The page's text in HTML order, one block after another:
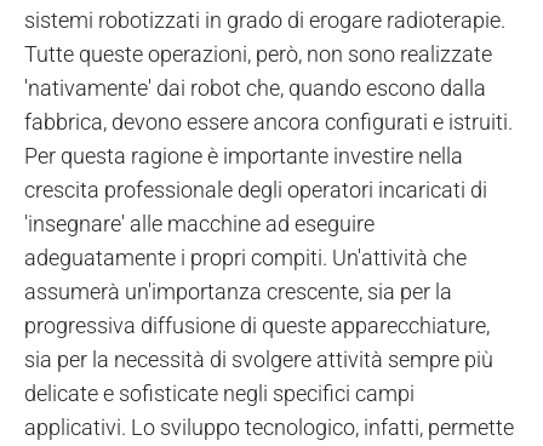
sistemi robotizzati in grado di erogare radioterapie.
Tutte queste operazioni, però, non sono realizzate
'nativamente' dai robot che, quando escono dalla
fabbrica, devono essere ancora configurati e istruiti.
Per questa ragione è importante investire nella
crescita professionale degli operatori incaricati di
'insegnare' alle macchine ad eseguire
adeguatamente i propri compiti. Un'attività che
assumerà un'importanza crescente, sia per la
progressiva diffusione di queste apparecchiature,
sia per la necessità di svolgere attività sempre più
delicate e sofisticate negli specifici campi
applicativi. Lo sviluppo tecnologico, infatti, permette